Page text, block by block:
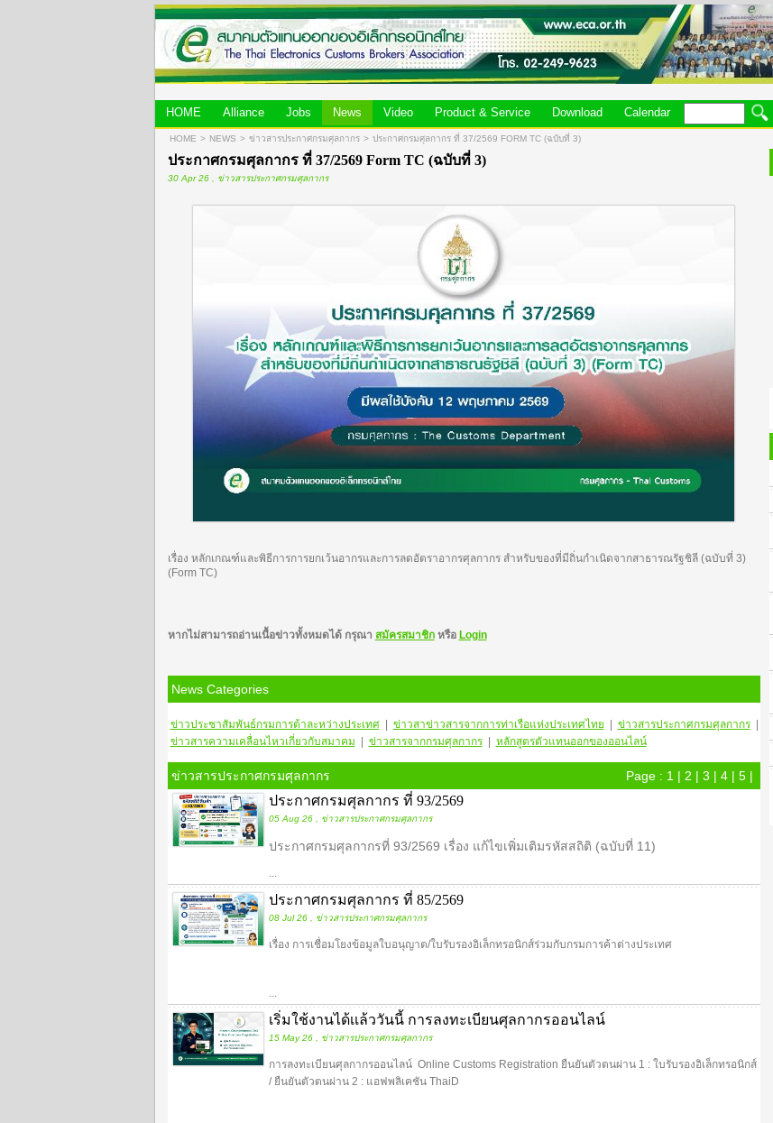
HOME Alliance Jobs News Video Product & Service Download Calendar
HOME > NEWS > ข่าวสารประกาศกรมศุลกากร > ประกาศกรมศุลกากร ที่ 37/2569 FORM TC (ฉบับที่ 3)
ประกาศกรมศุลกากร ที่ 37/2569 Form TC (ฉบับที่ 3)
30 Apr 26 , ข่าวสารประกาศกรมศุลกากร
เรื่อง หลักเกณฑ์และพิธีการการยกเว้นอากรและการลดอัตราอากรศุลกากร สำหรับของที่มีถิ่นกำเนิดจากสาธารณรัฐชิลี (ฉบับที่ 3)
(Form TC)
หากไม่สามารถอ่านเนื้อข่าวทั้งหมดได้ กรุณา สมัครสมาชิกหรือ Login
News Categories
ข่าวประชาสัมพันธ์กรมการต้าละหว่างประเทศ| ข่าวสาข่าวสารจากการท่าเรือแห่งประเทศไทย ข่าวสารประกาศกรมศุลกากร|
ข่าวสารความเคลื่อนไหวเกี่ยวกับสมาคม
ข่าวสารจากกรมศุลกากร| หลักสูตรตัวแทนออกของออนไลน์
ข่าวสารประกาศกรมศุลกากร Page : 1 | 2 | 3 | 4| 5|
ประกาศกรมศุลกากร ที่ 93/2569
05 Aug 26 , ข่าวสารประกาศกรมศุลกากร
ประกาศกรมศุลกากรที่ 93/2569 เรื่อง แก้ไขเพิ่มเติมรหัสสถิติ (ฉบับที่ 11)
...
ประกาศกรมศุลกากร ที่ 85/2569
08 Jul 26 , ข่าวสารประกาศกรมศุลกากร
เรื่อง การเชื่อมโยงข้อมูลใบอนุญาต/ใบรับรองอิเล็กทรอนิกส์ร่วมกับกรมการค้าต่างประเทศ
...
เริ่มใช้งานได้เเล้ววันนี้ การลงทะเบียนศุลกากรออนไลน์
15 May 26 , ข่าวสารประกาศกรมศุลกากร
การลงทะเบียนศุลกากรออนไลน์ Online Customs Registration ยืนยันตัวตนผ่าน 1 : ใบรับรองอิเล็กทรอนิกส์
/ ยืนยันตัวตนผ่าน 2 : แอฟพลิเคชัน ThaiD